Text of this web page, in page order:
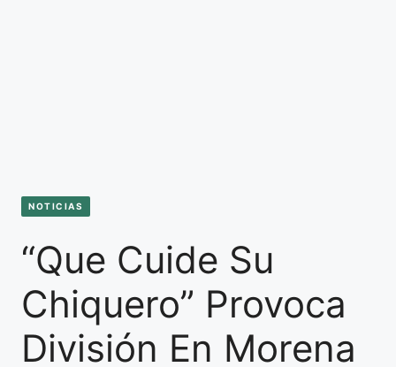
NOTICIAS
“Que Cuide Su
Chiquero” Provoca
División En Morena